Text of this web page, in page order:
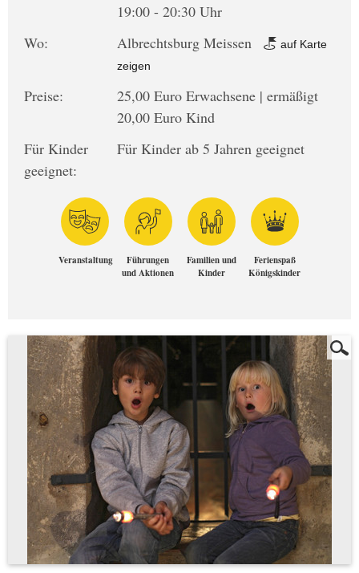
19:00 - 20:30 Uhr
Wo:
Albrechtsburg Meissen
auf Karte
zeigen
Preise:
25,00 Euro Erwachsene | ermäßigt
20,00 Euro Kind
Für Kinder
geeignet:
Für Kinder ab 5 Jahren geeignet
Veranstaltung
Führungen
und Aktionen
Familien und
Kinder
Ferienspaß
Königskinder